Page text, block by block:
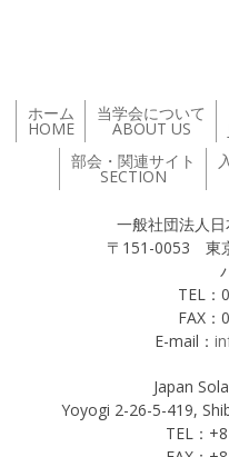
ホーム
HOME
当学会について
ABOUT US
部会・関連サイト
SECTION
一般社団法人
〒151-0053 東
バロール
TEL：
FAX：
E-mail：
Japan
Yoyogi 2-26-5-419,
TEL：